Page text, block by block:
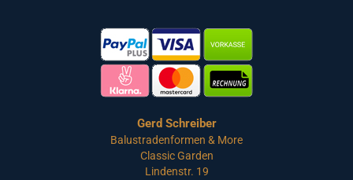
Gerd Schreiber
Balustradenformen & More
Classic Garden
Lindenstr. 19